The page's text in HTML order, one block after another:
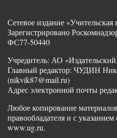
Сетевое издание «Учительская
Зарегистрировано
ФС77-50440
Учредитель: АО «Издательский
Главный редактор: ЧУДИН
(nikvik87@mail.ru)
Адрес электронной почты
Любое копирование
правообладателя и с
www.ug.ru.